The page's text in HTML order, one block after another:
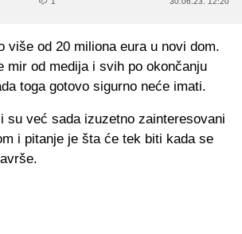
više od 20 miliona eura u novi dom.
mir od medija i svih po okončanju
toga gotovo sigurno neće imati.
su već sada izuzetno zainteresovani
i pitanje je šta će tek biti kada se